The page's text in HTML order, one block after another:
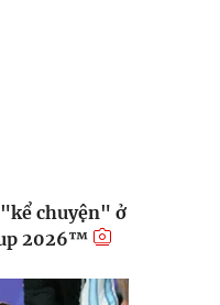
chuyện" ở
2026™